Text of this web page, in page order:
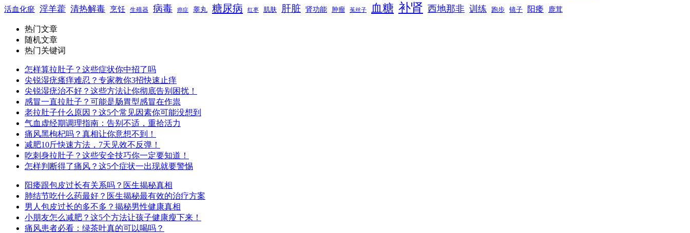
活血化瘀 淫羊藿 清热解毒 烹饪 生殖器 病毒 癌症 睾丸 糖尿病 红枣 肌肤 肝脏 肾功能 肿瘤 菟丝子 血糖 补肾 西地那非 训练 跑步 镜子 阳痿 鹿茸
热门文章
随机文章
热门关键词
怎样算拉肚子？这些症状你中招了吗
尖锐湿疣瘙痒难忍？专家教你3招快速止痒
尖锐湿疣治不好？这些方法让你彻底告别困扰！
感冒一直拉肚子？可能是肠胃型感冒在作祟
老拉肚子什么原因？这5个常见因素你可能没想到
气血虚经期调理指南：告别不适，重拾活力
痛风黑枸杞吗？真相让你意想不到！
减肥10斤快速方法，7天见效不反弹！
吃刺身拉肚子？这些安全技巧你一定要知道！
怎样判断得了痛风？这5个症状一出现就要警惕
阳痿跟包皮过长有关系吗？医生揭秘真相
肺结节吃什么药最好？医生揭秘最有效的治疗方案
男人包皮过长的多不多？揭秘男性健康真相
小朋友怎么减肥？这5个方法让孩子健康瘦下来！
痛风患者必看：绿茶叶真的可以喝吗？